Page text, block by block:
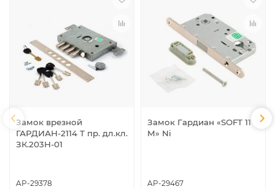
Замок врезной
ГАРДИАН-2114 Т пр. дл.кл.
ЗК.203Н-01
AP-29378
Замок Гардиан «SOFT 11
M» Ni
AP-29467